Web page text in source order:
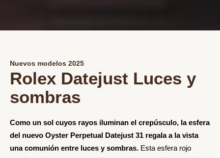
Nuevos modelos 2025
Rolex Datejust Luces y
sombras
Como un sol cuyos rayos iluminan el crepúsculo, la esfera
del nuevo Oyster Perpetual Datejust 31 regala a la vista
una comunión entre luces y sombras. Esta esfera rojo